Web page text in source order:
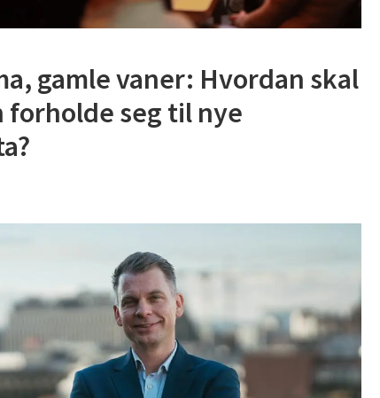
gamle vaner: Hvordan skal
forholde seg til nye